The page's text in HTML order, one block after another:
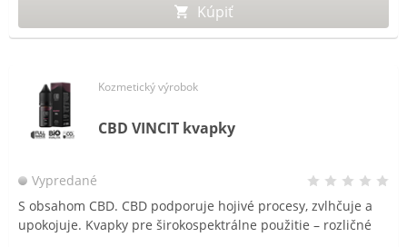
Kúpiť
Kozmetický výrobok
CBD VINCIT kvapky
Vypredané
S obsahom CBD. CBD podporuje hojivé procesy, zvlhčuje a
upokojuje. Kvapky pre širokospektrálne použitie – rozličné